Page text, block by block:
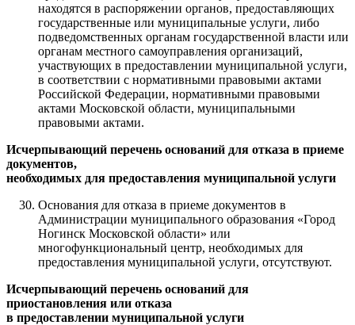
находятся в распоряжении органов, предоставляющих
государственные или муниципальные услуги, либо
подведомственных органам государственной власти или
органам местного самоуправления организаций,
участвующих в предоставлении муниципальной услуги,
в соответствии с нормативными правовыми актами
Российской Федерации, нормативными правовыми
актами Московской области, муниципальными
правовыми актами.
Исчерпывающий перечень оснований для отказа в приеме
документов,
необходимых для предоставления муниципальной услуги
Основания для отказа в приеме документов в
Администрации муниципального образования «Город
Ногинск Московской области» или
многофункциональный центр, необходимых для
предоставления муниципальной услуги, отсутствуют.
Исчерпывающий перечень оснований для
приостановления или отказа
в предоставлении муниципальной услуги